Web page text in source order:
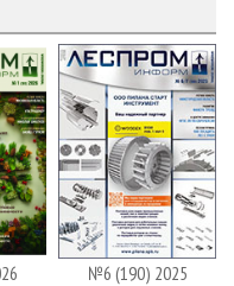
№6 (190) 2025